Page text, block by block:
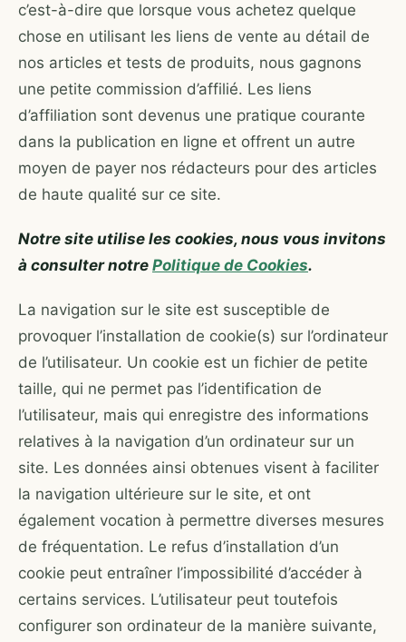
c’est-à-dire que lorsque vous achetez quelque
chose en utilisant les liens de vente au détail de
nos articles et tests de produits, nous gagnons
une petite commission d’affilié. Les liens
d’affiliation sont devenus une pratique courante
dans la publication en ligne et offrent un autre
moyen de payer nos rédacteurs pour des articles
de haute qualité sur ce site.
Notre site utilise les cookies, nous vous invitons
à consulter notre Politique de Cookies.
La navigation sur le site est susceptible de
provoquer l’installation de cookie(s) sur l’ordinateur
de l’utilisateur. Un cookie est un fichier de petite
taille, qui ne permet pas l’identification de
l’utilisateur, mais qui enregistre des informations
relatives à la navigation d’un ordinateur sur un
site. Les données ainsi obtenues visent à faciliter
la navigation ultérieure sur le site, et ont
également vocation à permettre diverses mesures
de fréquentation. Le refus d’installation d’un
cookie peut entraîner l’impossibilité d’accéder à
certains services. L’utilisateur peut toutefois
configurer son ordinateur de la manière suivante,